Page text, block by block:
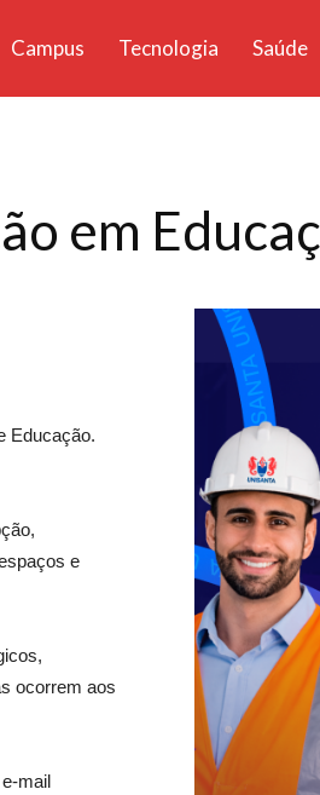
Campus Tecnologia Saúde
em
Educação.
e
ocorrem aos
mail